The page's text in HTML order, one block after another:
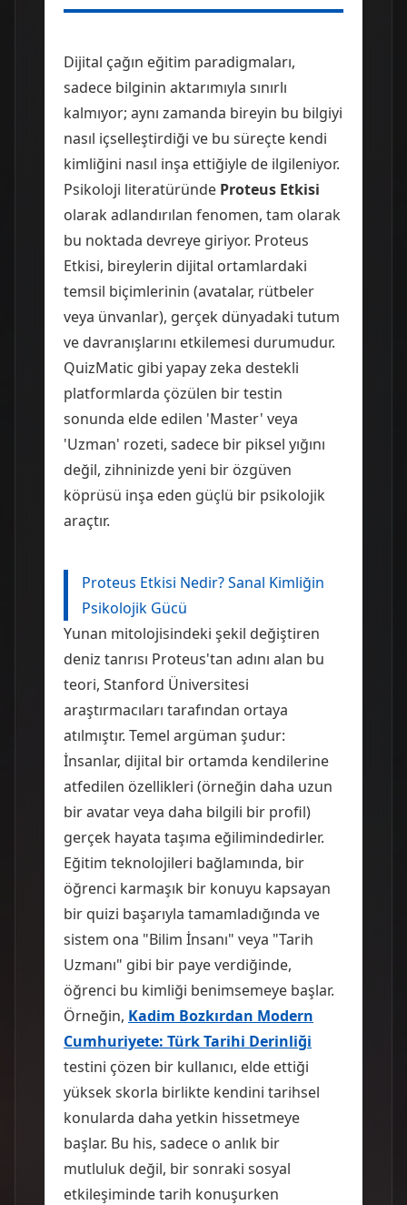
Dijital çağın eğitim paradigmaları,
sadece bilginin aktarımıyla sınırlı
kalmıyor; aynı zamanda bireyin bu bilgiyi
nasıl içselleştirdiği ve bu süreçte kendi
kimliğini nasıl inşa ettiğiyle de ilgileniyor.
Psikoloji literatüründe Proteus Etkisi
olarak adlandırılan fenomen, tam olarak
bu noktada devreye giriyor. Proteus
Etkisi, bireylerin dijital ortamlardaki
temsil biçimlerinin (avatalar, rütbeler
veya ünvanlar), gerçek dünyadaki tutum
ve davranışlarını etkilemesi durumudur.
QuizMatic gibi yapay zeka destekli
platformlarda çözülen bir testin
sonunda elde edilen 'Master' veya
'Uzman' rozeti, sadece bir piksel yığını
değil, zihninizde yeni bir özgüven
köprüsü inşa eden güçlü bir psikolojik
araçtır.
Proteus Etkisi Nedir? Sanal Kimliğin
Psikolojik Gücü
Yunan mitolojisindeki şekil değiştiren
deniz tanrısı Proteus'tan adını alan bu
teori, Stanford Üniversitesi
araştırmacıları tarafından ortaya
atılmıştır. Temel argüman şudur:
İnsanlar, dijital bir ortamda kendilerine
atfedilen özellikleri (örneğin daha uzun
bir avatar veya daha bilgili bir profil)
gerçek hayata taşıma eğilimindedirler.
Eğitim teknolojileri bağlamında, bir
öğrenci karmaşık bir konuyu kapsayan
bir quizi başarıyla tamamladığında ve
sistem ona "Bilim İnsanı" veya "Tarih
Uzmanı" gibi bir paye verdiğinde,
öğrenci bu kimliği benimsemeye başlar.
Örneğin, Kadim Bozkırdan Modern
Cumhuriyete: Türk Tarihi Derinliği
testini çözen bir kullanıcı, elde ettiği
yüksek skorla birlikte kendini tarihsel
konularda daha yetkin hissetmeye
başlar. Bu his, sadece o anlık bir
mutluluk değil, bir sonraki sosyal
etkileşiminde tarih konuşurken